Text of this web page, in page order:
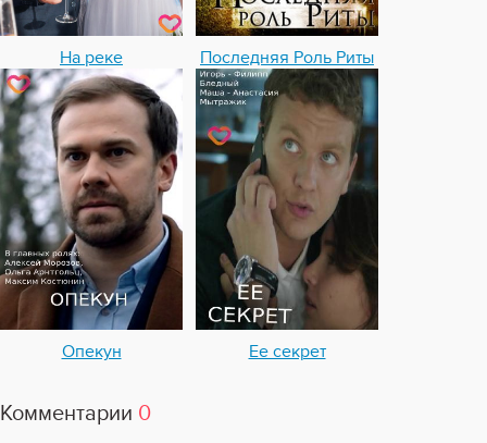
На реке Последняя Роль Риты
Опекун Ее секрет
Комментарии 0